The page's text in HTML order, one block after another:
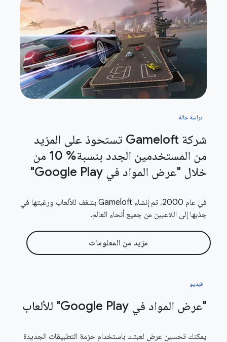
دراسة حالة
شركة Gameloft تستحوذ على المزيد
من المستخدمين الجدد بنسبة% 10 من
خلال "عرض المواد في Google Play"
في عام 2000، تم إنشاء Gameloft بشغف للألعاب ورغبتها في
جذبها إلى اللاعبين من جميع أنحاء العالم.
مزيد من المعلومات
فيديو
"عرض المواد في Google Play" للألعاب
يمكنك تحسين عرض لعبتك باستخدام حزمة التطبيقات الجديدة